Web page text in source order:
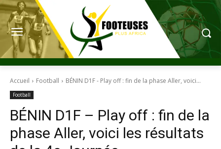
Accueil Football BÉNIN D1F - Play off : fin de la phase Aller, voici...
Football
BÉNIN D1F – Play off : fin de la
phase Aller, voici les résultats